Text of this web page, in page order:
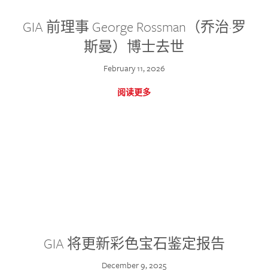
GIA 前理事 George Rossman（乔治·罗
斯曼）博士去世
February 11, 2026
阅读更多
GIA 将更新彩色宝石鉴定报告
December 9, 2025